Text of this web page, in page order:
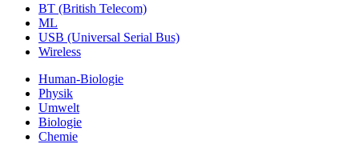
BT (British Telecom)
ML
USB (Universal Serial Bus)
Wireless
Human-Biologie
Physik
Umwelt
Biologie
Chemie